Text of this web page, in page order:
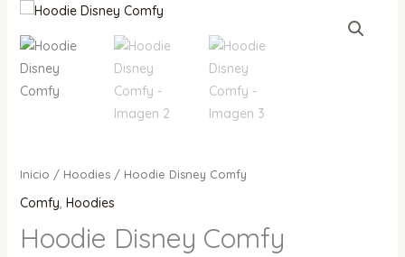
Inicio / Hoodies/ Hoodie Disney Comfy
Comfy, Hoodies
Hoodie Disney Comfy
Hoodie
Disney
Comfy
cantidad